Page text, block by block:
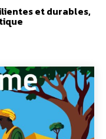
et durables,